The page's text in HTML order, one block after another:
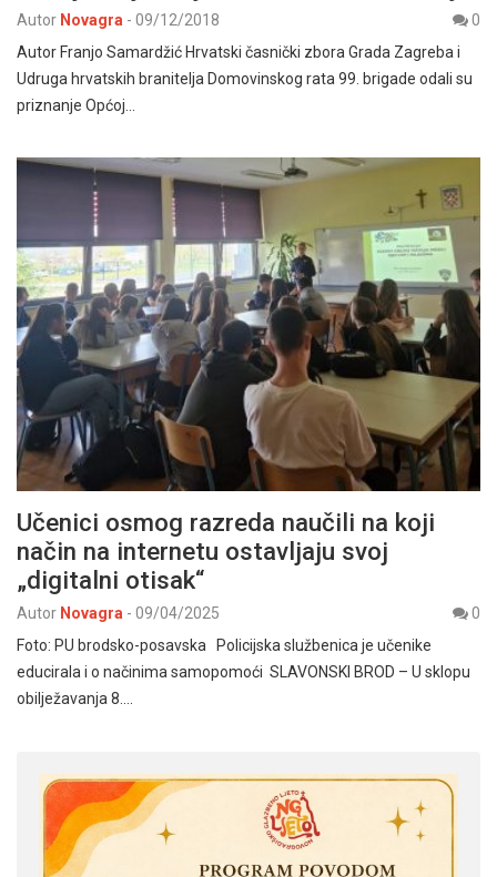
Autor Novagra - 09/12/2018
0
Autor Franjo Samardžić Hrvatski časnički zbora Grada Zagreba i
Udruga hrvatskih branitelja Domovinskog rata 99. brigade odali su
priznanje Općoj…
Učenici osmog razreda naučili na koji
način na internetu ostavljaju svoj
„digitalni otisak“
Autor Novagra - 09/04/2025
0
Foto: PU brodsko-posavska Policijska službenica je učenike
educirala i o načinima samopomoći SLAVONSKI BROD – U sklopu
obilježavanja 8.…